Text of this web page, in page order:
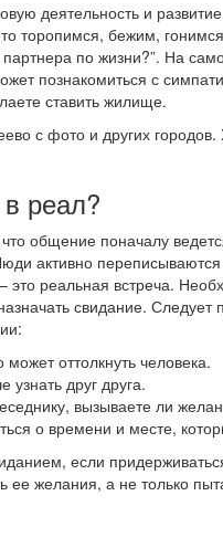
деятельность и
торопимся, бежим,
по жизни?”. На
познакомиться с
ставить жилище.
с фото и других
реал?
общение поначалу
активно
это реальная встреча.
свидание.
оттолкнуть человека.
друг друга.
вызываете ли
о времени и месте,
если
желания, а не только